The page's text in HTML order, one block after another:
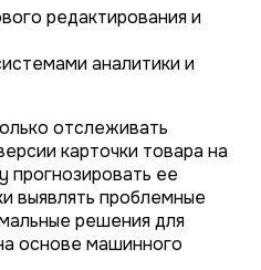
редактирования и
аналитики и
отслеживать
карточки товара на
прогнозировать ее
выявлять проблемные
решения для
основе машинного